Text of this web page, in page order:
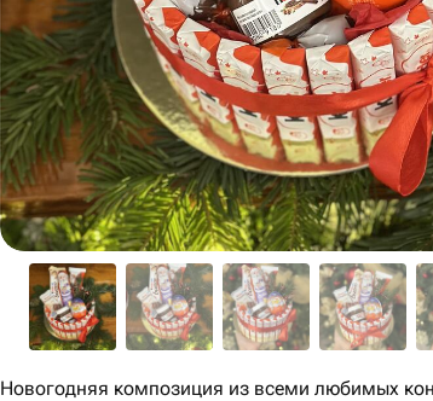
Новогодняя композиция из всеми любимых